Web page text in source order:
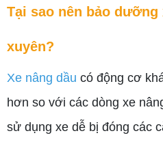
Tại sao nên bảo
xuyên?
Xe nâng dầu có động cơ
hơn so với các dòng xe
sử dụng xe dễ bị đóng các